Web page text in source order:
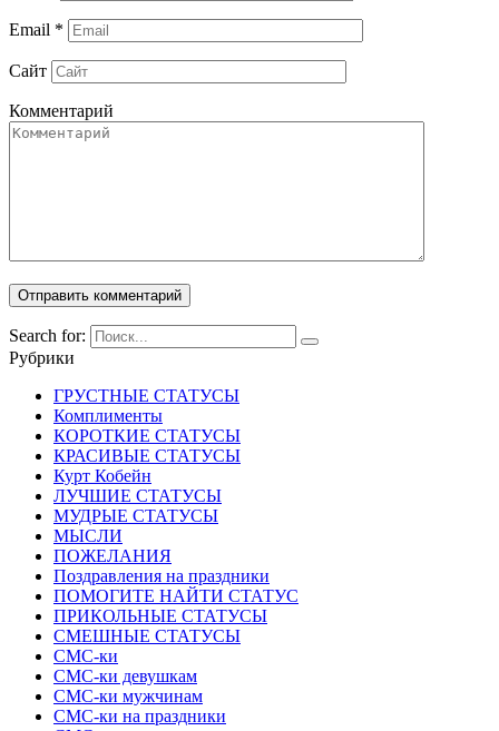
Email *
Сайт
Комментарий
Search for:
Рубрики
ГРУСТНЫЕ СТАТУСЫ
Комплименты
КОРОТКИЕ СТАТУСЫ
КРАСИВЫЕ СТАТУСЫ
Курт Кобейн
ЛУЧШИЕ СТАТУСЫ
МУДРЫЕ СТАТУСЫ
МЫСЛИ
ПОЖЕЛАНИЯ
Поздравления на праздники
ПОМОГИТЕ НАЙТИ СТАТУС
ПРИКОЛЬНЫЕ СТАТУСЫ
СМЕШНЫЕ СТАТУСЫ
СМС-ки
СМС-ки девушкам
СМС-ки мужчинам
СМС-ки на праздники